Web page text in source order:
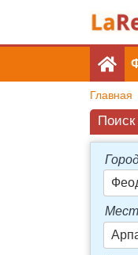
Главная
Поиск